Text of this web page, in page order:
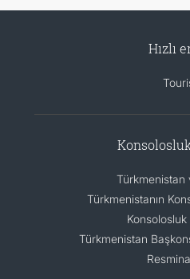
Hızlı
Türkmenistan
Türkmenistanın
Türkmenistan